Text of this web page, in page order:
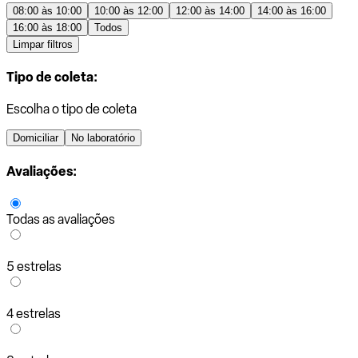
08:00 às 10:00 10:00 às 12:00 12:00 às 14:00
14:00 às 16:00
16:00 às 18:00
Todos
Limpar filtros
Tipo de coleta:
Escolha o tipo de coleta
Domiciliar No laboratório
Avaliações:
Todas as avaliações
5 estrelas
4 estrelas